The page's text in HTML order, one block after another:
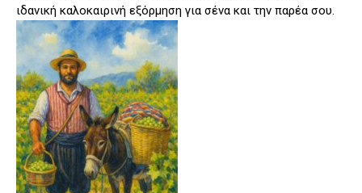
ιδανική καλοκαιρινή εξόρμηση για σένα και την παρέα σου.